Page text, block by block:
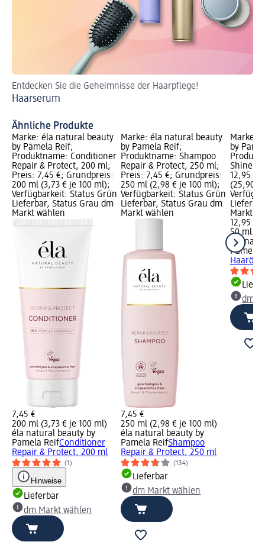
Entdecken Sie die Geheimnisse der Haarpflege!
Haarserum
Ähnliche Produkte
Marke: éla natural beauty
by Pamela Reif;
Produktname: Conditioner
Repair & Protect, 200 ml;
Preis: 7,45 €; Grundpreis:
200 ml (3,73 € je 100 ml);
Verfügbarkeit: Status Grün
Lieferbar, Status Grau dm
Markt wählen
7,45 €
200 ml (3,73 € je 100 ml)
éla natural beauty by
Pamela ReifConditioner
Repair & Protect, 200 ml
(1)
Hinweise
Lieferbar
dm Markt wählen
Marke: éla natural beauty
by Pamela Reif;
Produktname: Shampoo
Repair & Protect, 250 ml;
Preis: 7,45 €; Grundpreis:
250 ml (2,98 € je 100 ml);
Verfügbarkeit: Status Grün
Lieferbar, Status Grau dm
Markt wählen
7,45 €
250 ml (2,98 € je 100 ml)
éla natural beauty by
Pamela ReifShampoo
Repair & Protect, 250 ml
(134)
Lieferbar
dm Markt wählen
Marke:
by
Shine
12,95 €;
(25,90 €
Markt
12,95 €
50 ml
éla
Pamela
Haaröl,
dm